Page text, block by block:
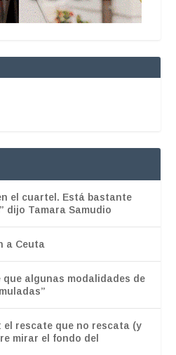
el cuartel. Está bastante
dijo Tamara Samudio
a Ceuta
algunas modalidades de
el rescate que no rescata (y
mirar el fondo del